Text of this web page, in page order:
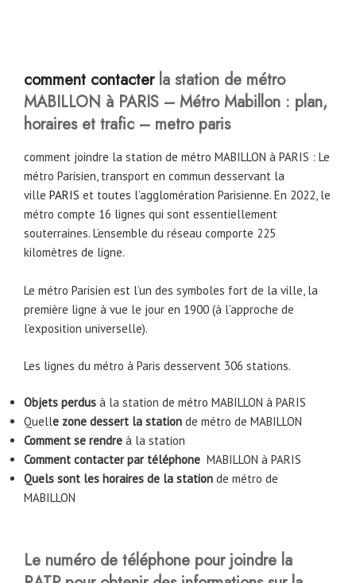
comment contacterla station de métro
MABILLON à PARIS – Métro Mabillon : plan,
horaires et trafic – metro paris
comment joindre la station de métro MABILLON à PARIS : Le
métro Parisien, transport en commun desservant la
ville PARIS et toutes l’agglomération Parisienne. En 2022, le
métro compte 16 lignes qui sont essentiellement
souterraines. L’ensemble du réseau comporte 225
kilomètres de ligne.
Le métro Parisien est l’un des symboles fort de la ville, la
première ligne à vue le jour en 1900 (à l’approche de
l’exposition universelle).
Les lignes du métro à Paris desservent 306 stations.
Objets perdus à la station de métro MABILLON à PARIS
Quelle zone dessert la station de métro de MABILLON
Comment se rendre à la station
Comment contacter par téléphone MABILLON à PARIS
Quels sont les horaires de la station de métro de
MABILLON
Le numéro de téléphone pour joindre la